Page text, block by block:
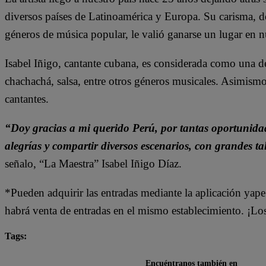
diversos países de Latinoamérica y Europa. Su
géneros de música popular, le valió ganarse un lugar en
Isabel Iñigo, cantante cubana, es considerada como una
chachachá, salsa, entre otros géneros musicales.
cantantes.
“Doy gracias a mi querido Perú, por tantas
alegrías y compartir diversos escenarios, con grandes
señalo, “La Maestra” Isabel Iñigo Díaz.
*Pueden adquirir las entradas mediante la aplicación
habrá venta de entradas en el mismo establecimiento.
Tags:
Encuéntranos también en